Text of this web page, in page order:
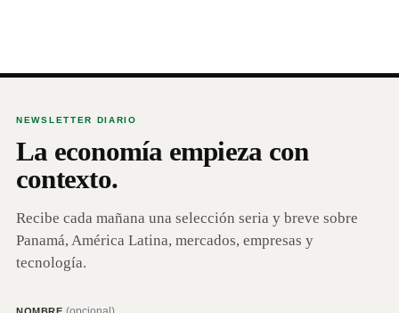
NEWSLETTER DIARIO
La economía empieza con
contexto.
Recibe cada mañana una selección seria y breve sobre
Panamá, América Latina, mercados, empresas y
tecnología.